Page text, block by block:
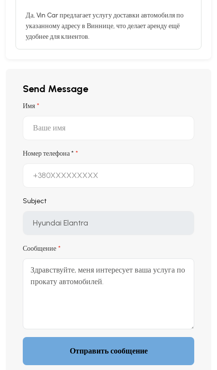
Да, Vin Car предлагает услугу доставки автомобиля по
указанному адресу в Виннице, что делает аренду ещё
удобнее для клиентов.
Send Message
Имя
Номер телефона*
Subject
Сообщение
Отправить сообщение